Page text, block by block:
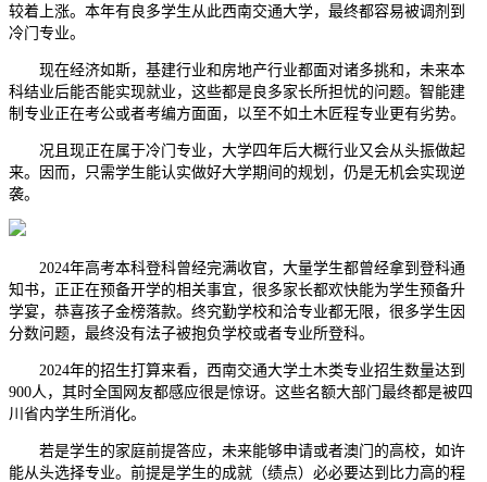
较着上涨。本年有良多学生从此西南交通大学，最终都容易被调剂到
冷门专业。
现在经济如斯，基建行业和房地产行业都面对诸多挑和，未来本
科结业后能否能实现就业，这些都是良多家长所担忧的问题。智能建
制专业正在考公或者考编方面面，以至不如土木匠程专业更有劣势。
况且现正在属于冷门专业，大学四年后大概行业又会从头振做起
来。因而，只需学生能认实做好大学期间的规划，仍是无机会实现逆
袭。
2024年高考本科登科曾经完满收官，大量学生都曾经拿到登科通
知书，正正在预备开学的相关事宜，很多家长都欢快能为学生预备升
学宴，恭喜孩子金榜落款。终究勤学校和洽专业都无限，很多学生因
分数问题，最终没有法子被抱负学校或者专业所登科。
2024年的招生打算来看，西南交通大学土木类专业招生数量达到
900人，其时全国网友都感应很是惊讶。这些名额大部门最终都是被四
川省内学生所消化。
若是学生的家庭前提答应，未来能够申请或者澳门的高校，如许
能从头选择专业。前提是学生的成就（绩点）必必要达到比力高的程